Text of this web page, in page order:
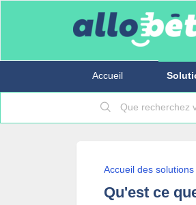
Accueil
Accueil des solutions
Qu'est ce